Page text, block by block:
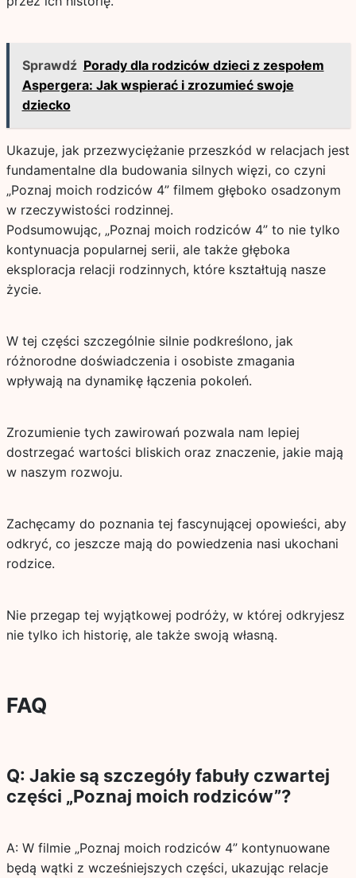
Sprawdź Porady dla rodziców dzieci z zespołem
Aspergera: Jak wspierać i zrozumieć swoje
dziecko
Ukazuje, jak przezwyciężanie przeszkód w relacjach jest
fundamentalne dla budowania silnych więzi, co czyni
„Poznaj moich rodziców 4” filmem głęboko osadzonym
w rzeczywistości rodzinnej.
Podsumowując, „Poznaj moich rodziców 4” to nie tylko
kontynuacja popularnej serii, ale także głęboka
eksploracja relacji rodzinnych, które kształtują nasze
życie.
W tej części szczególnie silnie podkreślono, jak
różnorodne doświadczenia i osobiste zmagania
wpływają na dynamikę łączenia pokoleń.
Zrozumienie tych zawirowań pozwala nam lepiej
dostrzegać wartości bliskich oraz znaczenie, jakie mają
w naszym rozwoju.
Zachęcamy do poznania tej fascynującej opowieści, aby
odkryć, co jeszcze mają do powiedzenia nasi ukochani
rodzice.
Nie przegap tej wyjątkowej podróży, w której odkryjesz
nie tylko ich historię, ale także swoją własną.
FAQ
Q: Jakie są szczegóły fabuły czwartej
części „Poznaj moich rodziców”?
A: W filmie „Poznaj moich rodziców 4” kontynuowane
będą wątki z wcześniejszych części, ukazując relacje